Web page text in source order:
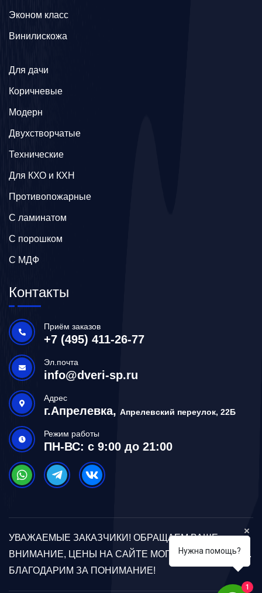
Эконом класс
Винилискожа
Для дачи
Коричневые
Модерн
Двухстворчатые
Технические
Для КХО и КХН
Противопожарные
С ламинатом
С порошком
С МДФ
Контакты
Приём заказов
+7 (495) 411-26-77
Эл.почта
info@dveri-sp.ru
Адрес
г.Апрелевка, Апрелевский переулок, 22Б
Режим работы
ПН-ВС: с 9:00 до 21:00
УВАЖАЕМЫЕ ЗАКАЗЧИКИ! ОБРАЩАЕМ ВАШЕ
ВНИМАНИЕ, ЦЕНЫ НА САЙТЕ МОГУТ ОТЛИЧАТЬСЯ.
БЛАГОДАРИМ ЗА ПОНИМАНИЕ!
Нужна помощь?
1